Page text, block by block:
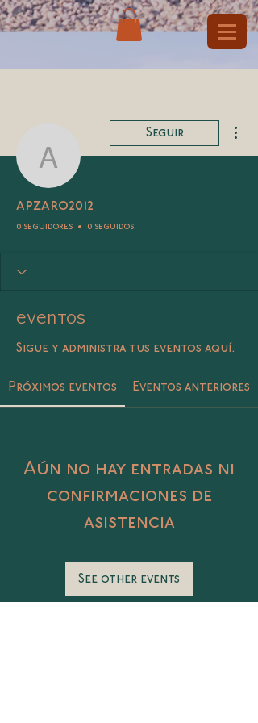
apzaro2012
Seguir
apzaro2012
0 seguidores 0 seguidos
Eventos
Sigue y administra tus eventos aquí.
Próximos eventos Eventos anteriores
Aún no hay entradas ni
confirmaciones de
asistencia
See other events